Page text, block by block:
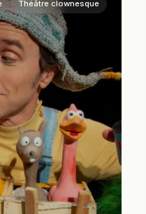
Théâtre clownesque